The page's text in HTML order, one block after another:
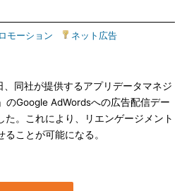
モーション ネット広告
同社が提供するアプリデータマネジ
のGoogle AdWordsへの広告配信デー
た。これにより、リエンゲージメント
ことが可能になる。